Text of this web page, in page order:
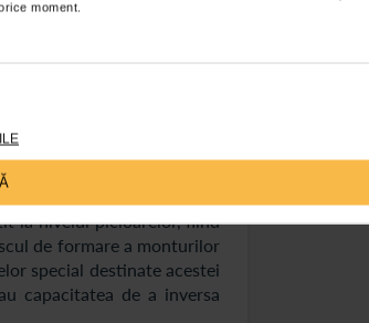
moment.
sa fie o ocupatie
sa inteleaga exact cum
trebuie urmarita in
pantofi corespunzatori,
suficienta presiune incat
si care sa asigure o
la nivelul picioarelor, fiind
de formare a monturilor
special destinate acestei
capacitatea de a inversa